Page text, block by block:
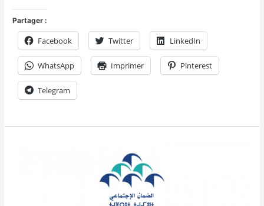
Partager :
Facebook Twitter LinkedIn
WhatsApp Imprimer Pinterest
Telegram